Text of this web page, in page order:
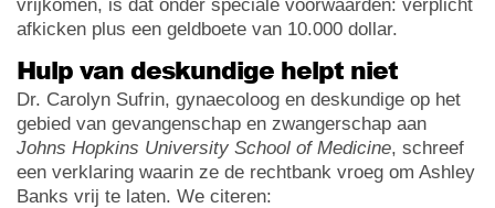
vrijkomen, is dat onder speciale voorwaarden: verplicht
afkicken plus een geldboete van 10.000 dollar.
Hulp van deskundige helpt niet
Dr. Carolyn Sufrin, gynaecoloog en deskundige op het
gebied van gevangenschap en zwangerschap aan
Johns Hopkins University School of Medicine, schreef
een verklaring waarin ze de rechtbank vroeg om Ashley
Banks vrij te laten. We citeren: